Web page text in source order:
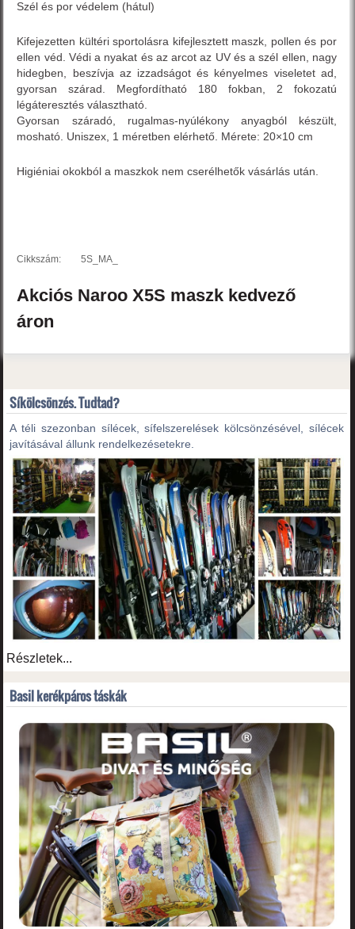
Szél és por védelem (hátul)
Kifejezetten kültéri sportolásra kifejlesztett maszk, pollen és por
ellen véd. Védi a nyakat és az arcot az UV és a szél ellen, nagy
hidegben, beszívja az izzadságot és kényelmes viseletet ad,
gyorsan szárad. Megfordítható 180 fokban, 2 fokozatú
légáteresztés választható.
Gyorsan száradó, rugalmas-nyúlékony anyagból készült,
mosható. Uniszex, 1 méretben elérhető. Mérete: 20×10 cm
Higiéniai okokból a maszkok nem cserélhetők vásárlás után.
Cikkszám: 5S_MA_
Akciós NarooX5S maszk kedvező
áron
Síkölcsönzés. Tudtad?
A téli szezonban sílécek, sífelszerelések kölcsönzésével, sílécek
javításával állunk rendelkezésetekre.
Részletek...
Basil kerékpáros táskák